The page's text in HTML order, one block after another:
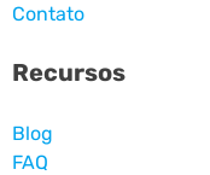
Contato
Recursos
Blog
FAQ